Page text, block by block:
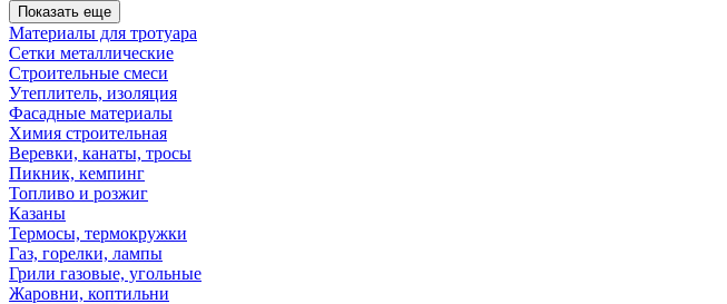
Показать еще
Материалы для тротуара
Сетки металлические
Строительные смеси
Утеплитель, изоляция
Фасадные материалы
Химия строительная
Веревки, канаты, тросы
Пикник, кемпинг
Топливо и розжиг
Казаны
Термосы, термокружки
Газ, горелки, лампы
Грили газовые, угольные
Жаровни, коптильни